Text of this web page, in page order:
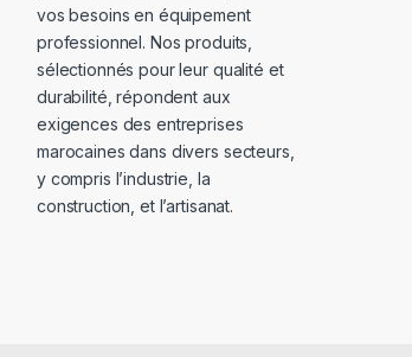
vos besoins en équipement
professionnel. Nos produits,
sélectionnés pour leur qualité et
durabilité, répondent aux
exigences des entreprises
marocaines dans divers secteurs,
y compris l’industrie, la
construction, et l’artisanat.